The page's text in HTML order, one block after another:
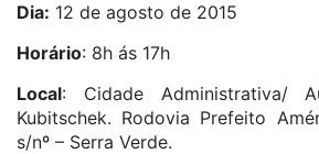
Dia: 12 de agosto de 2015
Horário: 8h ás 17h
Local: Cidade Administrativa/
Kubitschek. Rodovia Prefeito
s/nº – Serra Verde.